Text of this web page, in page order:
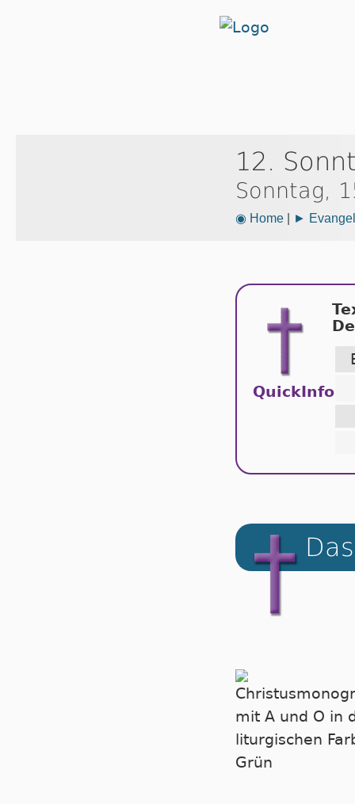
12.
Sonntag,
◉ Home| ►
QuickInfo